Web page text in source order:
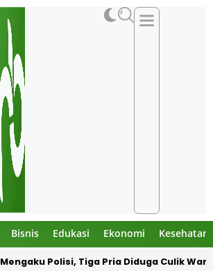
Bisnis Edukasi Ekonomi Kesehatan
Utang Rp124 Juta Berujung Dugaan